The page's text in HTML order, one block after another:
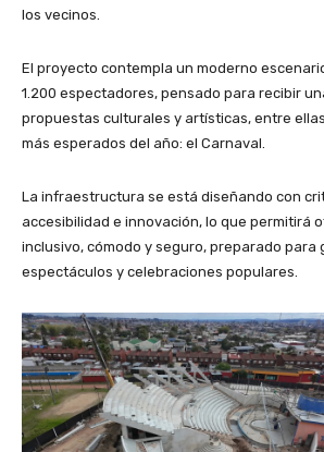
los vecinos.
El proyecto contempla un moderno
1.200 espectadores, pensado para recibir
propuestas culturales y artísticas, entre
más esperados del año: el Carnaval.
La infraestructura se está diseñando con
accesibilidad e innovación, lo que permitirá
inclusivo, cómodo y seguro, preparado para
espectáculos y celebraciones populares.